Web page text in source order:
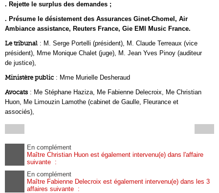
. Rejette le surplus des demandes ;
. Présume le désistement des Assurances Ginet-Chomel, Air
Ambiance assistance, Reuters France, Gie EMI Music France.
Le tribunal : M. Serge Portelli (président), M. Claude Terreaux (vice
président), Mme Monique Chalet (juge), M. Jean Yves Pinoy (auditeur
de justice),
Ministère public : Mme Murielle Desheraud
Avocats : Me Stéphane Haziza, Me Fabienne Delecroix, Me Christian
Huon, Me Limouzin Lamothe (cabinet de Gaulle, Fleurance et
associés),
En complément
Maître Christian Huon est également intervenu(e) dans l'affaire
suivante :
En complément
Maître Fabienne Delecroix est également intervenu(e) dans les 3
affaires suivante :